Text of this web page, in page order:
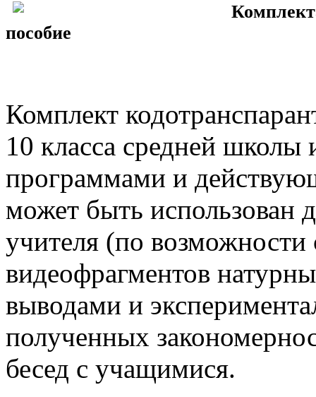
пособие
Комплект
10 класса средней школы
программами и
может быть использован
учителя (по
видеофрагментов
выводами и
полученных
бесед с учащимися.